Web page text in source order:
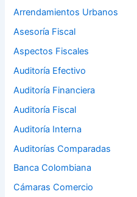
Arrendamientos Urbanos
Asesoría Fiscal
Aspectos Fiscales
Auditoría Efectivo
Auditoría Financiera
Auditoría Fiscal
Auditoría Interna
Auditorías Comparadas
Banca Colombiana
Cámaras Comercio